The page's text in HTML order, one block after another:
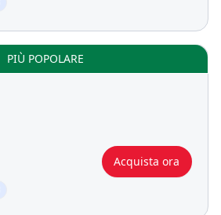
PIÙ POPOLARE
Acquista ora